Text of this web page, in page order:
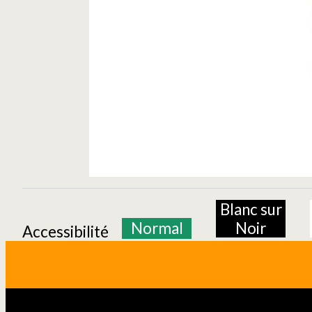
Accessibilité Normal
Blanc sur
Noir